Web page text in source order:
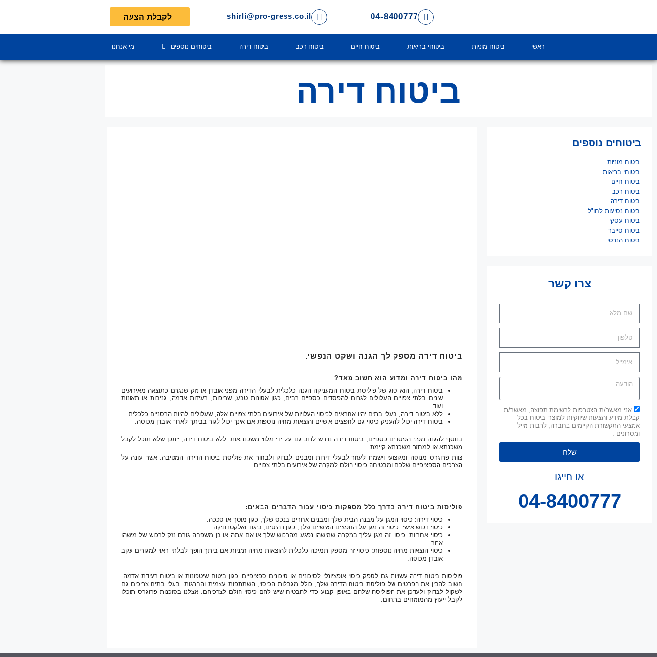
04-8400777
shirli@pro-gress.co.il לקבלת הצעה
ראשי ביטוח מוניות ביטוחי בריאות ביטוח חיים ביטוח רכב ביטוח דירה ביטוחים נוספים מי אנחנו
ביטוח דירה
ביטוחים נוספים
ביטוח מוניות
ביטוחי בריאות
ביטוח חיים
ביטוח רכב
ביטוח דירה
ביטוח נסיעות לחו"ל
ביטוח עסקי​
ביטוח סייבר
ביטוח הנדסי
צרו קשר
אני מאשר/ת הצטרפות לרשימת תפוצה, מאשר/ת
קבלת מידע והצעות שיווקיות למוצרי ביטוח בכל
אמצעי התקשורת הקיימים בחברה, לרבות מייל
ומסרונים .
שלח
או חייגו
04-8400777
ביטוח דירה מספק לך הגנה ושקט הנפשי.
מהו ביטוח דירה ומדוע הוא חשוב מאד?
ביטוח דירה, הוא סוג של פוליסת ביטוח המעניקה הגנה כלכלית לבעלי הדירה מפני אובדן או נזק שנגרם כתוצאה מאירועים
שונים בלתי צפויים העלולים לגרום להפסדים כספיים רבים, כגון אסונות טבע, שריפות, רעידות אדמה, גניבות או תאונות
ועוד.
ללא ביטוח דירה, בעלי בתים יהיו אחראים לכיסוי העלויות של אירועים בלתי צפויים אלה, שעלולים להיות הרסניים כלכלית.
ביטוח דירה יכול להעניק כיסוי גם לחפצים אישיים והוצאות מחיה נוספות אם אינך יכול לגור בביתך לאחר אובדן מכוסה.
בנוסף להגנה מפני הפסדים כספיים, ביטוח דירה נדרש לרוב גם על ידי מלווי משכנתאות. ללא ביטוח דירה, ייתכן שלא תוכל לקבל
משכנתא או למחזר משכנתא קיימת.
צוות פרוגרס מנוסה ומקצועי וישמח לעזור לבעלי דירות ומבנים לבדוק ולבחור את פוליסת ביטוח הדירה המטיבה, אשר עונה על
הצרכים הספציפיים שלכם ומבטיחה כיסוי הולם למקרה של אירועים בלתי צפויים.
פוליסות ביטוח דירה בדרך כלל מספקות כיסוי עבור הדברים הבאים:
כיסוי דירה: כיסוי המגן על מבנה הבית שלך ומבנים אחרים בנכס שלך, כגון מוסך או סככה.
כיסוי רכוש אישי: כיסוי זה מגן על החפצים האישיים שלך, כגון רהיטים, ביגוד ואלקטרוניקה.
כיסוי אחריות: כיסוי זה מגן עליך במקרה שמישהו נפגע מהרכוש שלך או אם אתה או בן משפחה גורם נזק לרכוש של מישהו
אחר.
כיסוי הוצאות מחיה נוספות: כיסוי זה מספק תמיכה כלכלית להוצאות מחיה זמניות אם ביתך הופך לבלתי ראוי למגורים עקב
אובדן מכוסה.
פוליסות ביטוח דירה עשויות גם לספק כיסוי אופציונלי לסיכונים או סיכונים ספציפיים, כגון ביטוח שיטפונות או ביטוח רעידת אדמה.
חשוב להבין את הפרטים של פוליסת ביטוח הדירה שלך, כולל מגבלות הכיסוי, השתתפות עצמית והחרגות. בעלי בתים צריכים גם
לשקול לבדוק ולעדכן את הפוליסה שלהם באופן קבוע כדי להבטיח שיש להם כיסוי הולם לצרכיהם. אצלנו בסוכנות פרוגרס תוכלו
לקבל ייעוץ מהמומחים בתחום.